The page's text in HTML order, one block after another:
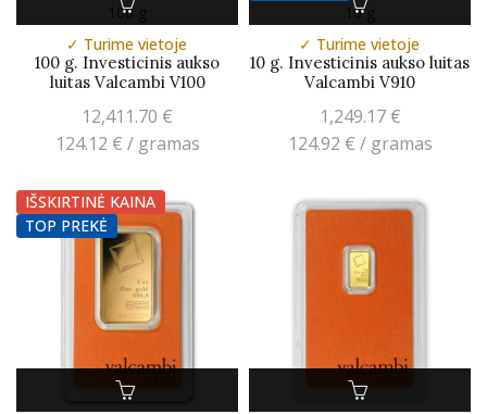
✓ Turime vietoje
100 g. Investicinis aukso
luitas Valcambi V100
12,411.70 €
124.12 € / gramas
✓ Turime vietoje
10 g. Investicinis aukso luitas
Valcambi V910
1,249.17 €
124.92 € / gramas
IŠSKIRTINĖ KAINA
TOP PREKĖ